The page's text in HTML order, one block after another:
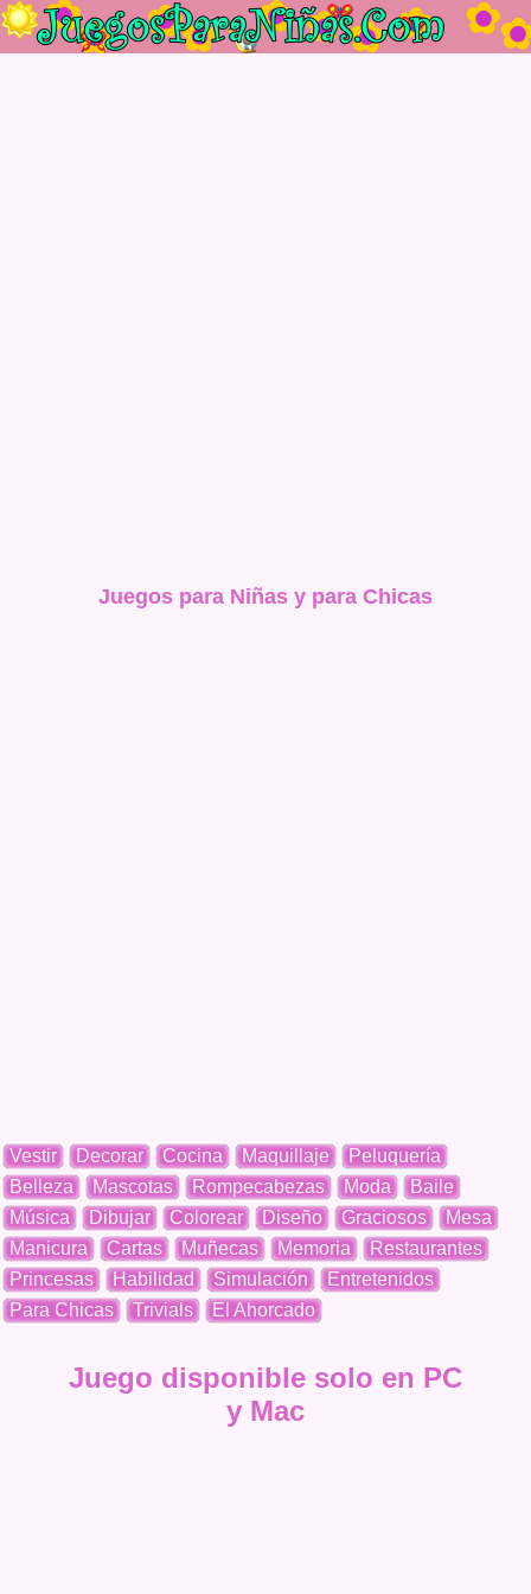
Juegos para Niñas y para Chicas
Vestir Decorar Cocina Maquillaje
Peluquería
Belleza
Mascotas Rompecabezas Moda
Baile
Música
Dibujar Colorear Diseño Graciosos
Mesa
Manicura
Cartas Muñecas Memoria
Restaurantes
Princesas
Habilidad Simulación
Entretenidos
Para Chicas
Trivials El Ahorcado
Juego disponible solo en PC
y Mac